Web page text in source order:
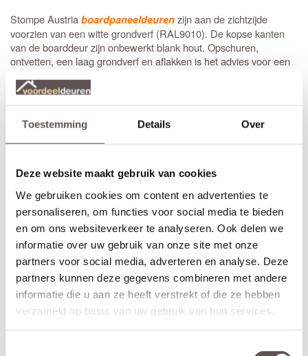
Toestemming Details Over
Deze website maakt gebruik van cookies
We gebruiken cookies om content en advertenties te
personaliseren, om functies voor social media te bieden
en om ons websiteverkeer te analyseren. Ook delen we
informatie over uw gebruik van onze site met onze
partners voor social media, adverteren en analyse. Deze
partners kunnen deze gegevens combineren met andere
informatie die u aan ze heeft verstrekt of die ze hebben
verzameld op basis van uw gebruik van hun services.
Stompe Austriaboardpaneeldeurenzijn aan de zichtzijde
voorzien van een witte grondverf (RAL9010). De kopse kanten
van de boarddeur zijn onbewerkt blank hout. Opschuren,
ontvetten, een laag grondverf en aflakken is het advies voor een
afgelakt geleverd (RAL9003).
passen in lichte constructies. De Austria HF01 freeslijndeuren
hebben een dikte van 40 mm en zijn voorzien van eenslotgatop
boringen om de paumelle scharnieren eenvoudig en snel te
Bij het bestellen van eenstompebinnendeur is de draairichting
niet van belang. Bestel je een opdekdeur is het wel belangrijk dat
je de juiste draairichting aangeeft.
Zelf passend maken of op maat bestellen
Stompe Austria HF01 deuren zijn aan alle zijden 10 mm in te
korten. Een opdekdeur is door de opdekranden alleen aan de
onderzijde 10 mm in te korten. De garantie van 5 jaar blijft van
Maatwerk is helaas niet mogelijk als de gewenste afmeting meer